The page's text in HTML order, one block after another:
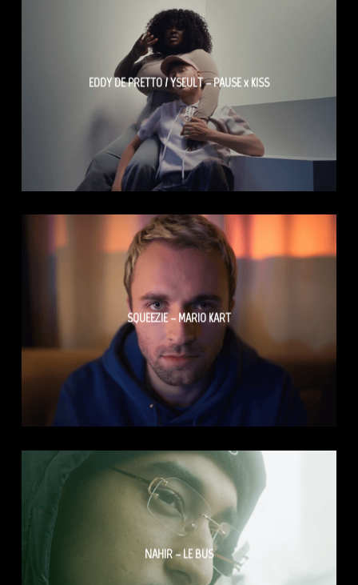
EDDY DE PRETTO / YSEULT – PAUSE x KISS
SQUEEZIE – MARIO KART
NAHIR – LE BUS